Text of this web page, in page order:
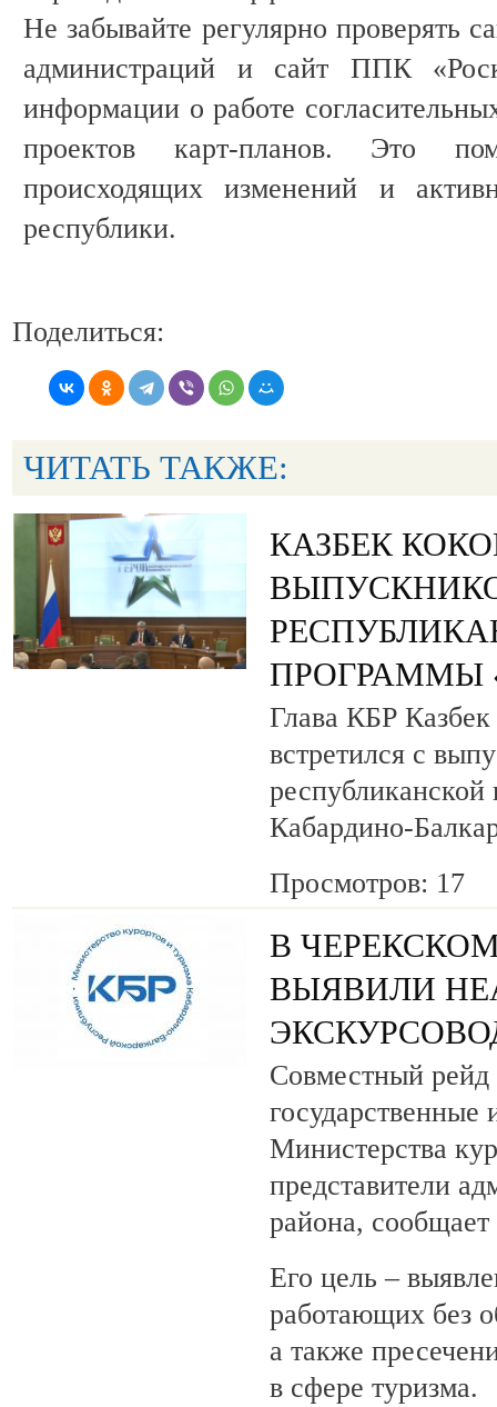
Не забывайте регулярно проверять
администраций и сайт ППК
информации о работе
проектов карт-планов. Это
происходящих изменений и
республики.
Поделиться:
ЧИТАТЬ ТАКЖЕ:
КАЗБЕК
ПРОГРАММЫ
Глава КБР Казбек
встретился с
Кабардино-
Просмотров: 17
В
ВЫЯВИЛИ
Совместный рейд
государственные
Министерства
представители
района,
Его цель –
работающих без
а также
в сфере туризма.